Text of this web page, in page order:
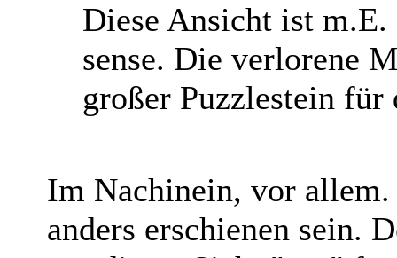
Diese Ansicht ist m.E.
sense. Die verlorene
großer Puzzlestein für
Im Nachinein, vor allem.
anders erschienen sein.